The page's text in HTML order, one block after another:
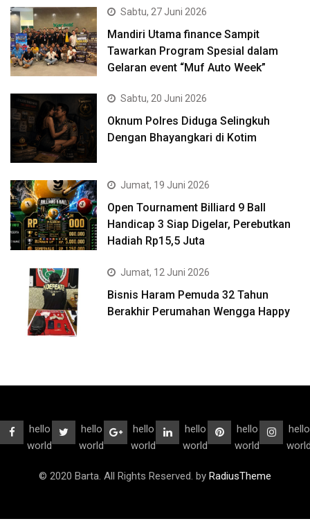
Sabtu, 27 Juni 2026
Mandiri Utama finance Sampit
Tawarkan Program Spesial dalam
Gelaran event “Muf Auto Week”
Sabtu, 20 Juni 2026
Oknum Polres Diduga Selingkuh
Dengan Bhayangkari di Kotim
Jumat, 19 Juni 2026
Open Tournament Billiard 9 Ball
Handicap 3 Siap Digelar, Perebutkan
Hadiah Rp15,5 Juta
Jumat, 12 Juni 2026
Bisnis Haram Pemuda 32 Tahun
Berakhir Perumahan Wengga Happy
hello
world
hello
world
hello
world
hello
world
hello
world
hello
© 2020 Barta. All Rights Reserved. by RadiusTheme